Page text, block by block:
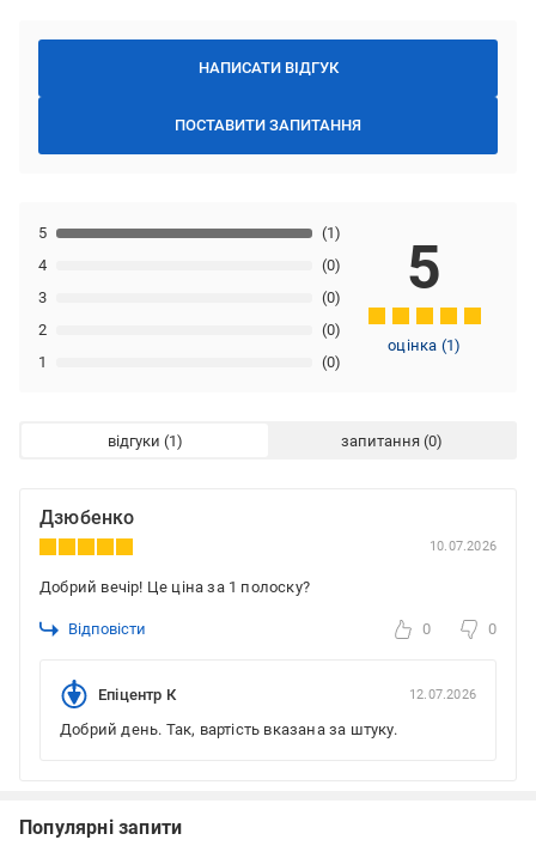
НАПИСАТИ ВІДГУК
ПОСТАВИТИ ЗАПИТАННЯ
1 (0)
2 (0)
3 (0)
4 (0)
5 (1)
5
оцінка (1)
відгуки запитання
Дзюбенко
10.07.2026
Добрий вечір! Це ціна за 1 полоску?
Відповісти 0 0
Епіцентр К 12.07.2026
Добрий день. Так, вартість вказана за штуку.
Популярні запити